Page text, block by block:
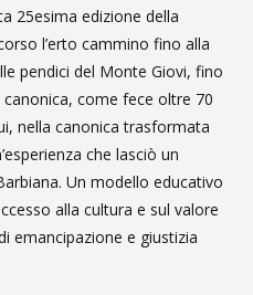
25esima edizione della
l’erto cammino fino alla
pendici del Monte Giovi, fino
come fece oltre 70
nella canonica trasformata
che lasciò un
Un modello educativo
alla cultura e sul valore
emancipazione e giustizia